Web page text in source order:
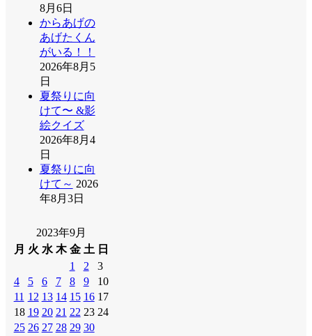
8月6日
からあげの
あげたくん
がいる！！
2026年8月5
日
夏祭りに向
けて〜 &影
絵クイズ
2026年8月4
日
夏祭りに向
けて～ 2026
年8月3日
2023年9月
月 火 水 木 金 土 日
1
2
3
4
5 6 7 8 9
10
11 12 13 14 15 16 17
18 19 20 21 22 23 24
25 26 27 28 29 30